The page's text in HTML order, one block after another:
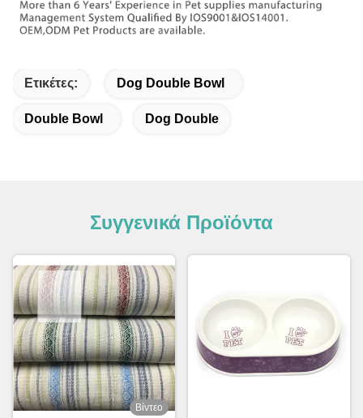
Ετικέτες: Dog Double Bowl
Double Bowl Dog Double
Συγγενικά Προϊόντα
Βίντεο